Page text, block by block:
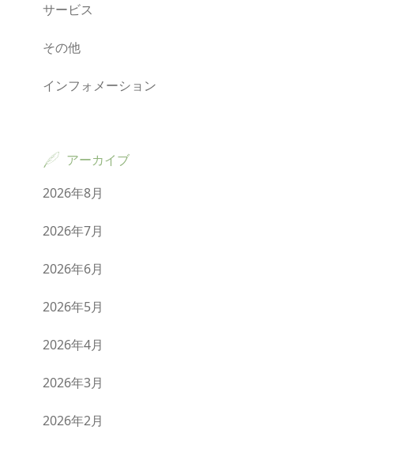
サービス
その他
インフォメーション
アーカイブ
2026年8月
2026年7月
2026年6月
2026年5月
2026年4月
2026年3月
2026年2月